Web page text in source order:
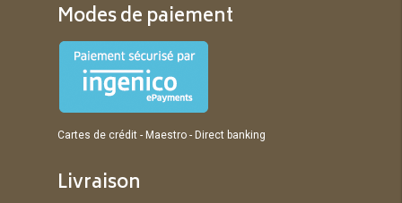
Modes de paiement
Cartes de crédit - Maestro - Direct banking
Livraison